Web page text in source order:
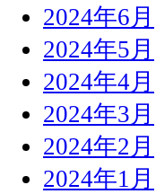
2024年6月
2024年5月
2024年4月
2024年3月
2024年2月
2024年1月